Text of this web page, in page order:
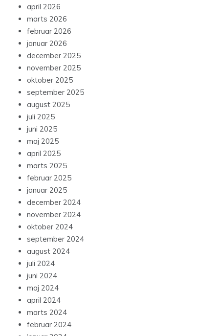
april 2026
marts 2026
februar 2026
januar 2026
december 2025
november 2025
oktober 2025
september 2025
august 2025
juli 2025
juni 2025
maj 2025
april 2025
marts 2025
februar 2025
januar 2025
december 2024
november 2024
oktober 2024
september 2024
august 2024
juli 2024
juni 2024
maj 2024
april 2024
marts 2024
februar 2024